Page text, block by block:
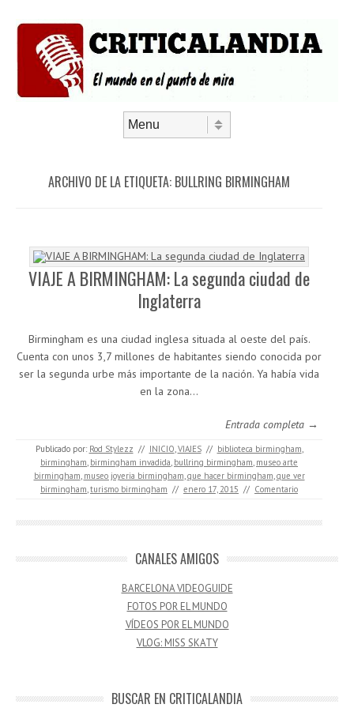
ARCHIVO DE LA ETIQUETA: BULLRING BIRMINGHAM
VIAJE A BIRMINGHAM: La segunda ciudad de
Inglaterra
Birmingham es una ciudad inglesa situada al oeste del país.
Cuenta con unos 3,7 millones de habitantes siendo conocida por
ser la segunda urbe más importante de la nación. Ya había vida
en la zona…
Entrada completa →
Publicado por: Rod Stylezz // INICIO,VIAJES // biblioteca birmingham,
birmingham, birmingham invadida, bullring birmingham, museo arte
birmingham, museo joyeria birmingham,que hacer birmingham,que ver
birmingham,turismo birmingham // enero 17, 2015 // Comentario
CANALES AMIGOS
BARCELONA VIDEOGUIDE
FOTOS POR EL MUNDO
VÍDEOS POR EL MUNDO
VLOG: MISS SKATY
BUSCAR EN CRITICALANDIA